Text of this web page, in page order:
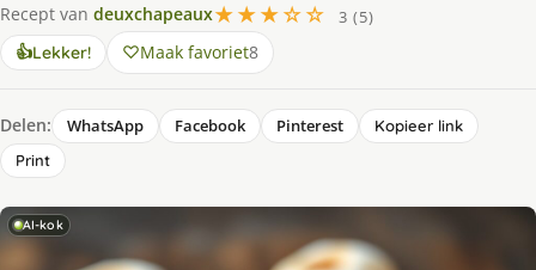
Recept van deuxchapeaux★★★☆☆
3 (5)
👍Lekker! Maak favoriet8
Delen: WhatsApp Facebook Pinterest
Kopieer link
Print
AI-kok